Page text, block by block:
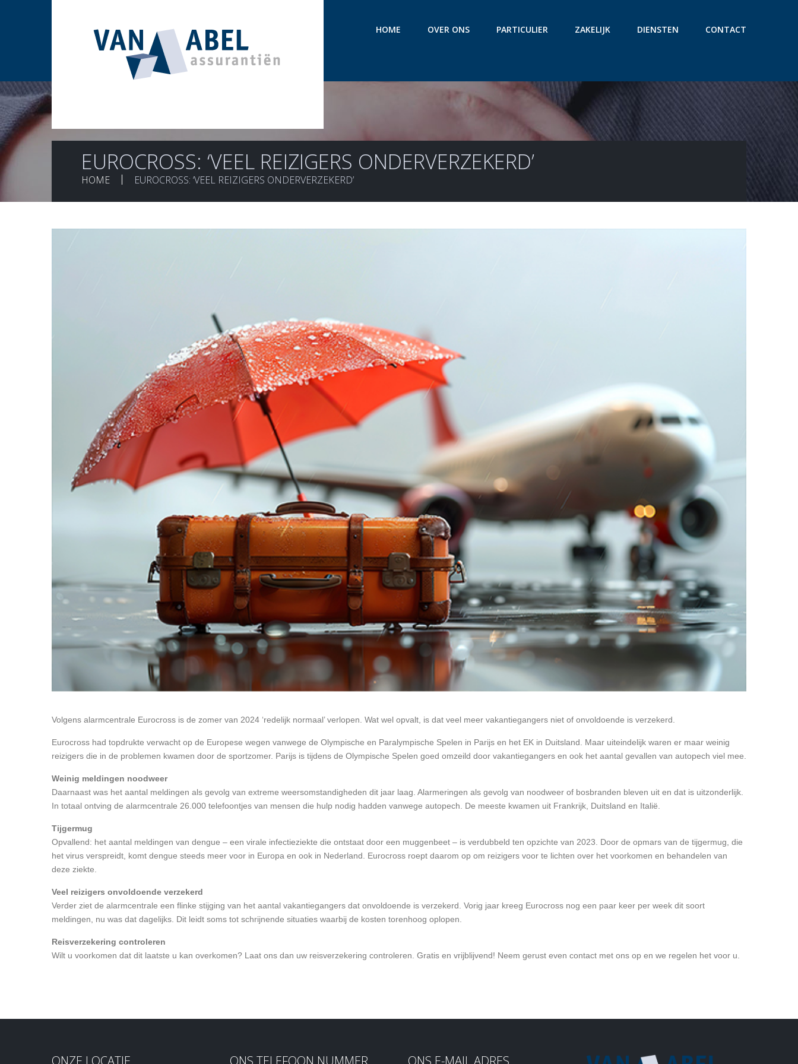
HOME OVER ONS PARTICULIER ZAKELIJK DIENSTEN CONTACT
EUROCROSS: ‘VEEL REIZIGERS ONDERVERZEKERD’
HOME EUROCROSS: ‘VEEL REIZIGERS ONDERVERZEKERD’
Volgens alarmcentrale Eurocross is de zomer van 2024 ‘redelijk normaal’ verlopen. Wat wel opvalt, is dat veel meer vakantiegangers niet of onvoldoende is verzekerd.
Eurocross had topdrukte verwacht op de Europese wegen vanwege de Olympische en Paralympische Spelen in Parijs en het EK in Duitsland. Maar uiteindelijk waren er maar weinig
reizigers die in de problemen kwamen door de sportzomer. Parijs is tijdens de Olympische Spelen goed omzeild door vakantiegangers en ook het aantal gevallen van autopech viel mee.
Weinig meldingen noodweer
Daarnaast was het aantal meldingen als gevolg van extreme weersomstandigheden dit jaar laag. Alarmeringen als gevolg van noodweer of bosbranden bleven uit en dat is uitzonderlijk.
In totaal ontving de alarmcentrale 26.000 telefoontjes van mensen die hulp nodig hadden vanwege autopech. De meeste kwamen uit Frankrijk, Duitsland en Italië.
Tijgermug
Opvallend: het aantal meldingen van dengue – een virale infectieziekte die ontstaat door een muggenbeet – is verdubbeld ten opzichte van 2023. Door de opmars van de tijgermug, die
het virus verspreidt, komt dengue steeds meer voor in Europa en ook in Nederland. Eurocross roept daarom op om reizigers voor te lichten over het voorkomen en behandelen van
deze ziekte.
Veel reizigers onvoldoende verzekerd
Verder ziet de alarmcentrale een flinke stijging van het aantal vakantiegangers dat onvoldoende is verzekerd. Vorig jaar kreeg Eurocross nog een paar keer per week dit soort
meldingen, nu was dat dagelijks. Dit leidt soms tot schrijnende situaties waarbij de kosten torenhoog oplopen.
Reisverzekering controleren
Wilt u voorkomen dat dit laatste u kan overkomen? Laat ons dan uw reisverzekering controleren. Gratis en vrijblijvend! Neem gerust even contact met ons op en we regelen het voor u.